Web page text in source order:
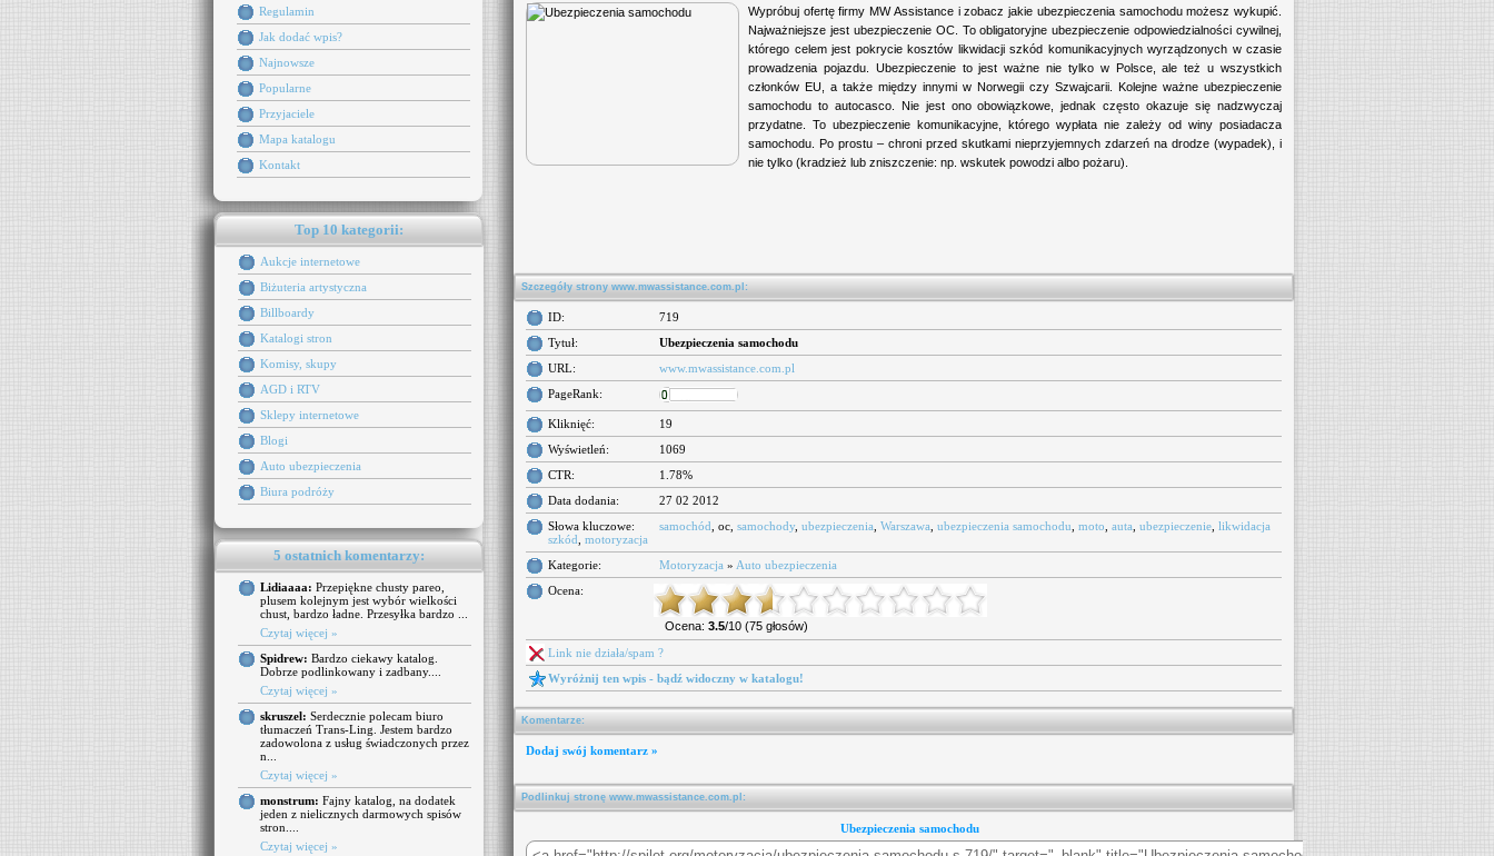
Regulamin
Jak dodać wpis?
Najnowsze
Popularne
Przyjaciele
Mapa katalogu
Kontakt
Top 10 kategorii:
Aukcje internetowe
Biżuteria artystyczna
Billboardy
Katalogi stron
Komisy, skupy
AGD i RTV
Sklepy internetowe
Blogi
Auto ubezpieczenia
Biura podróży
5 ostatnich komentarzy:
Lidiaaaa: Przepiękne chusty pareo,
plusem kolejnym jest wybór wielkości
chust, bardzo ładne. Przesyłka bardzo ...
Czytaj więcej »
Spidrew: Bardzo ciekawy katalog.
Dobrze podlinkowany i zadbany....
Czytaj więcej »
skruszel: Serdecznie polecam biuro
tłumaczeń Trans-Ling. Jestem bardzo
zadowolona z usług świadczonych przez
n...
Czytaj więcej »
monstrum: Fajny katalog, na dodatek
jeden z nielicznych darmowych spisów
stron....
Czytaj więcej »
Wypróbuj ofertę firmy MW Assistance i zobacz jakie ubezpieczenia samochodu możesz wykupić.
Najważniejsze jest ubezpieczenie OC. To obligatoryjne ubezpieczenie odpowiedzialności cywilnej,
którego celem jest pokrycie kosztów likwidacji szkód komunikacyjnych wyrządzonych w czasie
prowadzenia pojazdu. Ubezpieczenie to jest ważne nie tylko w Polsce, ale też u wszystkich
członków EU, a także między innymi w Norwegii czy Szwajcarii. Kolejne ważne ubezpieczenie
samochodu to autocasco. Nie jest ono obowiązkowe, jednak często okazuje się nadzwyczaj
przydatne. To ubezpieczenie komunikacyjne, którego wypłata nie zależy od winy posiadacza
samochodu. Po prostu – chroni przed skutkami nieprzyjemnych zdarzeń na drodze (wypadek), i
nie tylko (kradzież lub zniszczenie: np. wskutek powodzi albo pożaru).
Szczegóły strony www.mwassistance.com.pl:
ID:
719
Tytuł:
Ubezpieczenia samochodu
URL:
www.mwassistance.com.pl
PageRank:
Kliknięć:
19
Wyświetleń:
1069
CTR:
1.78%
Data dodania:
27 02 2012
Słowa kluczowe:
samochód , oc, samochody, ubezpieczenia Warszawa ubezpieczenia samochodu moto auta ubezpieczenie likwidacja
szkód motoryzacja
Kategorie:
Motoryzacja » Auto ubezpieczenia
Ocena:
Ocena: 3.5/10 (75 głosów)
Link nie działa/spam ?
Wyróżnij ten wpis - bądź widoczny w katalogu!
Komentarze:
Dodaj swój komentarz »
Podlinkuj stronę www.mwassistance.com.pl:
Ubezpieczenia samochodu